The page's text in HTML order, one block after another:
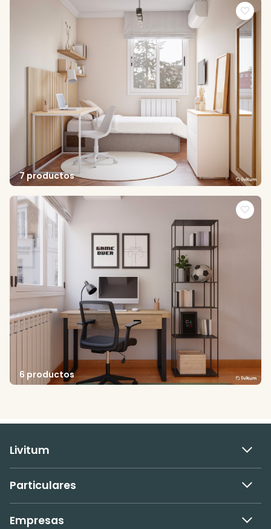
7 productos
6 productos
Livitum
Particulares
Empresas